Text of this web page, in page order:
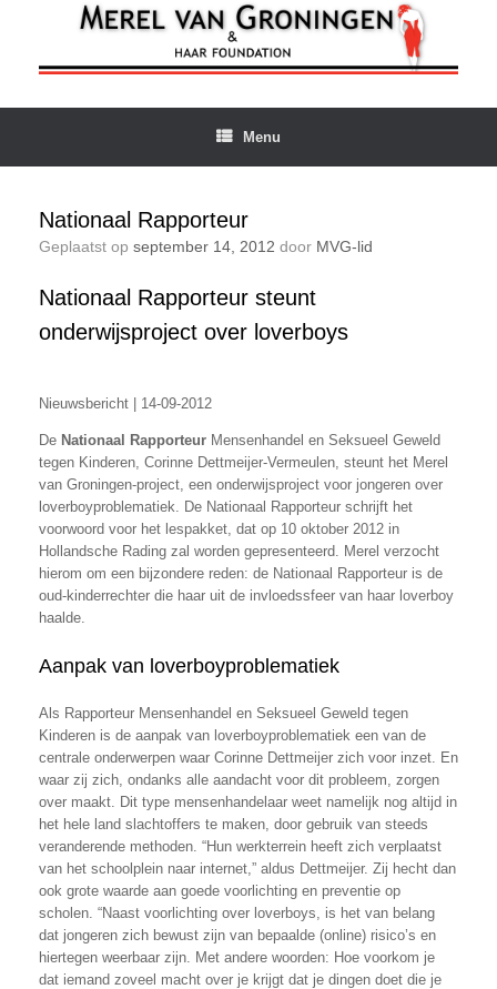
inhoud
Menu
Nationaal Rapporteur
Geplaatst op september 14, 2012 door MVG-lid
Nationaal Rapporteur steunt
onderwijsproject over loverboys
Nieuwsbericht | 14-09-2012
De Nationaal Rapporteur Mensenhandel en Seksueel Geweld
tegen Kinderen, Corinne Dettmeijer-Vermeulen, steunt het Merel
van Groningen-project, een onderwijsproject voor jongeren over
loverboyproblematiek. De Nationaal Rapporteur schrijft het
voorwoord voor het lespakket, dat op 10 oktober 2012 in
Hollandsche Rading zal worden gepresenteerd. Merel verzocht
hierom om een bijzondere reden: de Nationaal Rapporteur is de
oud-kinderrechter die haar uit de invloedssfeer van haar loverboy
haalde.
Aanpak van loverboyproblematiek
Als Rapporteur Mensenhandel en Seksueel Geweld tegen
Kinderen is de aanpak van loverboyproblematiek een van de
centrale onderwerpen waar Corinne Dettmeijer zich voor inzet. En
waar zij zich, ondanks alle aandacht voor dit probleem, zorgen
over maakt. Dit type mensenhandelaar weet namelijk nog altijd in
het hele land slachtoffers te maken, door gebruik van steeds
veranderende methoden. “Hun werkterrein heeft zich verplaatst
van het schoolplein naar internet,” aldus Dettmeijer. Zij hecht dan
ook grote waarde aan goede voorlichting en preventie op
scholen. “Naast voorlichting over loverboys, is het van belang
dat jongeren zich bewust zijn van bepaalde (online) risico’s en
hiertegen weerbaar zijn. Met andere woorden: Hoe voorkom je
dat iemand zoveel macht over je krijgt dat je dingen doet die je